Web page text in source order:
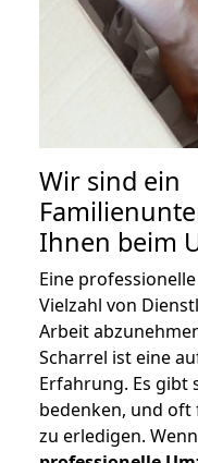
Wir sind ein
Ihnen beim
Eine professionelle
Vielzahl von
Arbeit
Scharrel ist eine
Erfahrung. Es gibt
bedenken, und oft
zu erledigen.